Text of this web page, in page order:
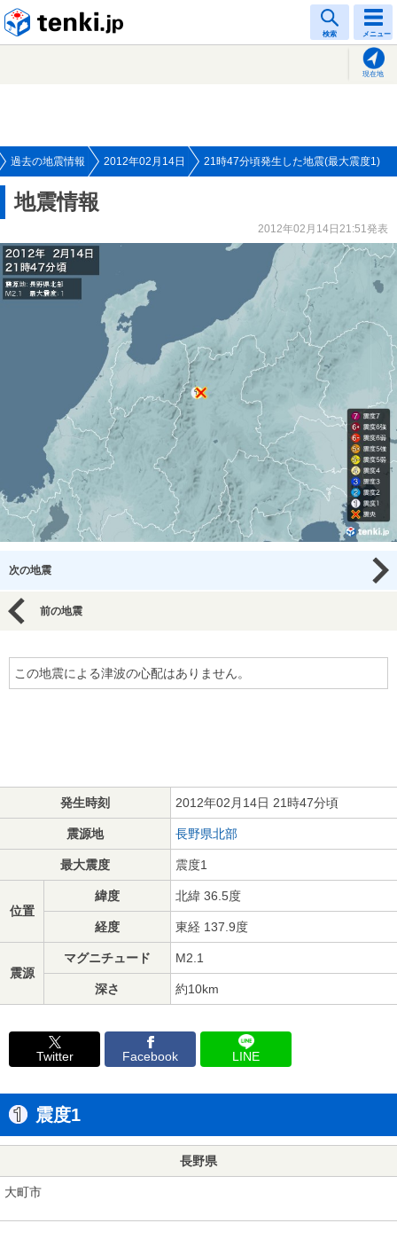
検索 メニュー
現在地
過去の地震情報 2012年02月14日 21時47分頃発生した地震(最大震度1)
地震情報
2012年02月14日21:51発表
次の地震
前の地震
この地震による津波の心配はありません。
発生時刻 2012年02月14日 21時47分頃
震源地 長野県北部
最大震度 震度1
位置
緯度 北緯 36.5度
経度 東経 137.9度
震源
マグニチュード M2.1
深さ 約10km
Twitter Facebook LINE
震度1
長野県
大町市